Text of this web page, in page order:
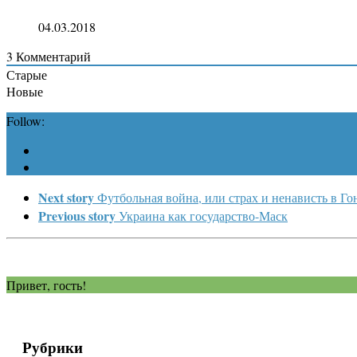
04.03.2018
3 Комментарий
Старые
Новые
Follow:
Next storyФутбольная война, или страх и ненависть в
Previous storyУкраина как государство-Маск
Привет, гость!
Рубрики